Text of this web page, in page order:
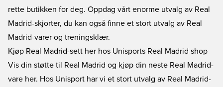
rette butikken for deg. Oppdag vårt enorme utvalg av Real
Madrid-skjorter, du kan også finne et stort utvalg av Real
Madrid-varer og treningsklær.
Kjøp Real Madrid-sett her hos Unisports Real Madrid shop
Vis din støtte til Real Madrid og kjøp din neste Real Madrid-
vare her. Hos Unisport har vi et stort utvalg av Real Madrid-